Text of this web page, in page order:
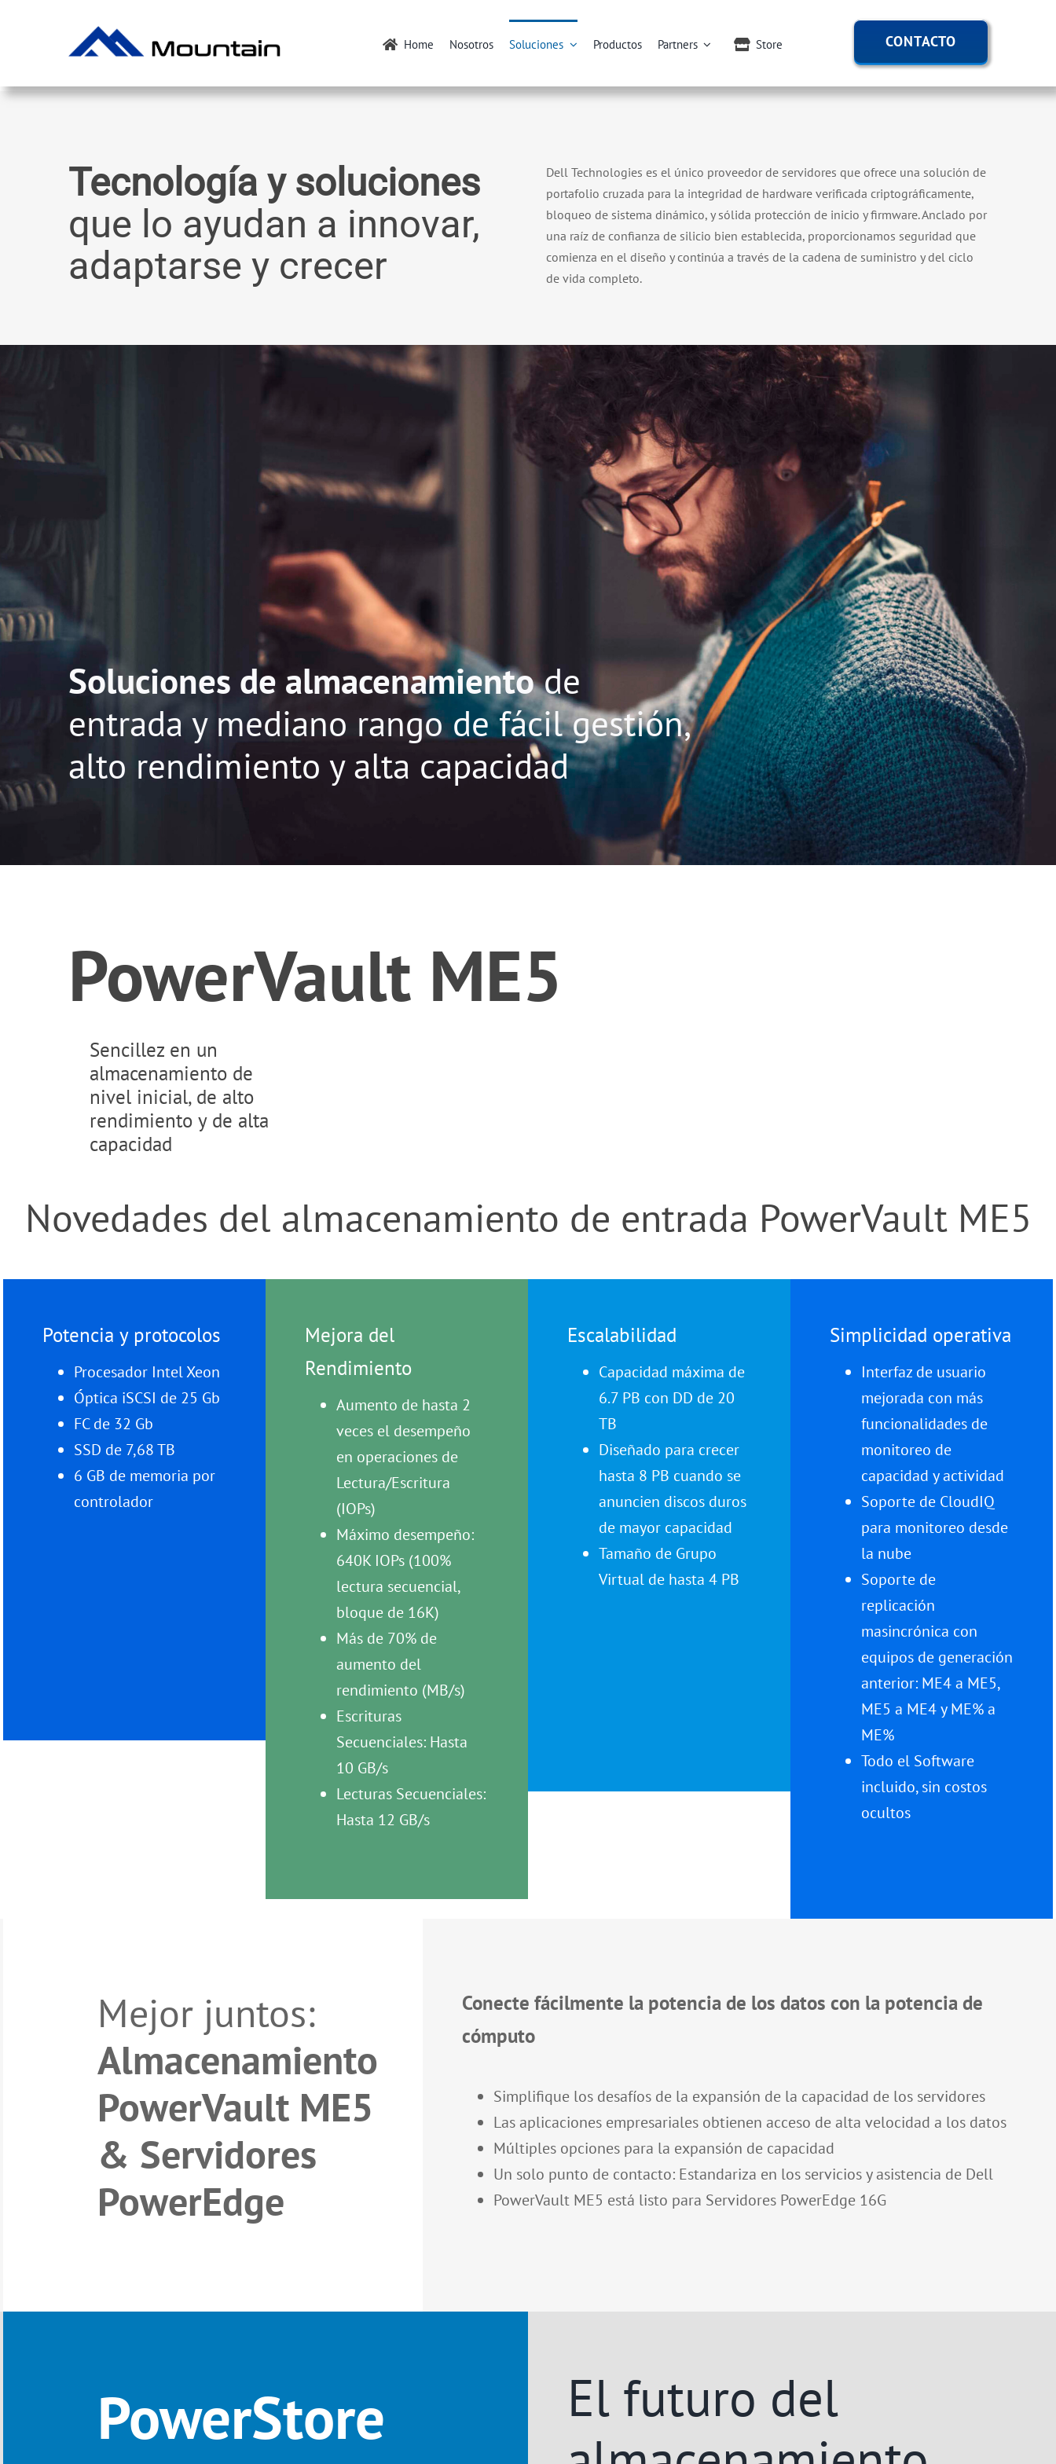
Home Nosotros Soluciones Productos Partners Store CONTACTO
Tecnología y soluciones
que lo ayudan a innovar,
adaptarse y crecer
Dell Technologies es el único proveedor de servidores que ofrece una solución de
portafolio cruzada para la integridad de hardware verificada criptográficamente,
bloqueo de sistema dinámico, y sólida protección de inicio y firmware. Anclado por
una raíz de confianza de silicio bien establecida, proporcionamos seguridad que
comienza en el diseño y continúa a través de la cadena de suministro y del ciclo
de vida completo.
Soluciones de almacenamientode
entrada y mediano rango de fácil gestión,
alto rendimiento y alta capacidad
PowerVault ME5
Sencillez en un
almacenamiento de
nivel inicial, de alto
rendimiento y de alta
capacidad
Novedades del almacenamiento de entrada PowerVault ME5
Potencia y protocolos
Procesador Intel Xeon
Óptica iSCSI de 25 Gb
FC de 32 Gb
SSD de 7,68 TB
6 GB de memoria por
controlador
Mejora del
Rendimiento
Aumento de hasta 2
veces el desempeño
en operaciones de
Lectura/Escritura
(IOPs)
Máximo desempeño:
640K IOPs (100%
lectura secuencial,
bloque de 16K)
Más de 70% de
aumento del
rendimiento (MB/s)
Escrituras
Secuenciales: Hasta
10 GB/s
Lecturas Secuenciales:
Hasta 12 GB/s
Escalabilidad
Capacidad máxima de
6.7 PB con DD de 20
TB
Diseñado para crecer
hasta 8 PB cuando se
anuncien discos duros
de mayor capacidad
Tamaño de Grupo
Virtual de hasta 4 PB
Simplicidad operativa
Interfaz de usuario
mejorada con más
funcionalidades de
monitoreo de
capacidad y actividad
Soporte de CloudIQ
para monitoreo desde
la nube
Soporte de
replicación
masincrónica con
equipos de generación
anterior: ME4 a ME5,
ME5 a ME4 y ME% a
ME%
Todo el Software
incluido, sin costos
ocultos
Mejor juntos:
Almacenamiento
PowerVault ME5
& Servidores
PowerEdge
Conecte fácilmente la potencia de los datos con la potencia de
cómputo
Simplifique los desafíos de la expansión de la capacidad de los servidores
Las aplicaciones empresariales obtienen acceso de alta velocidad a los datos
Múltiples opciones para la expansión de capacidad
Un solo punto de contacto: Estandariza en los servicios y asistencia de Dell
PowerVault ME5 está listo para Servidores PowerEdge 16G
PowerStore
El futuro del